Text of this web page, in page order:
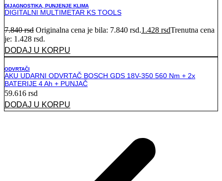
DIJAGNOSTIKA, PUNJENJE KLIMA
DIGITALNI MULTIMETAR KS TOOLS
7.840rsd Originalna cena je bila: 7.840 rsd.1.428 rsdTrenutna cena
je: 1.428 rsd.
DODAJ U KORPU
ODVRTAČI
AKU UDARNI ODVRTAČ BOSCH GDS 18V-350 560 Nm + 2x
BATERIJE 4 Ah + PUNJAČ
59.616 rsd
DODAJ U KORPU